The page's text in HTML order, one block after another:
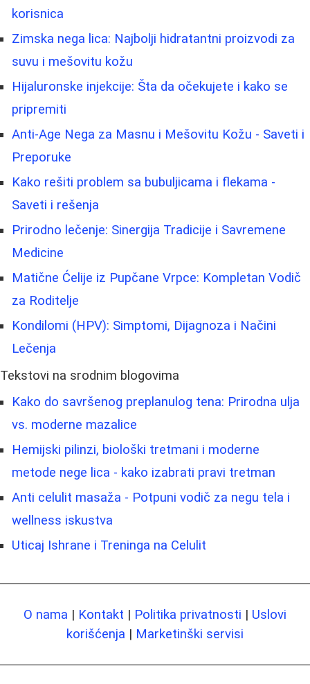
korisnica
Zimska nega lica: Najbolji hidratantni proizvodi za
suvu i mešovitu kožu
Hijaluronske injekcije: Šta da očekujete i kako se
pripremiti
Anti-Age Nega za Masnu i Mešovitu Kožu - Saveti i
Preporuke
Kako rešiti problem sa bubuljicama i flekama -
Saveti i rešenja
Prirodno lečenje: Sinergija Tradicije i Savremene
Medicine
Matične Ćelije iz Pupčane Vrpce: Kompletan Vodič
za Roditelje
Kondilomi (HPV): Simptomi, Dijagnoza i Načini
Lečenja
Tekstovi na srodnim blogovima
Kako do savršenog preplanulog tena: Prirodna ulja
vs. moderne mazalice
Hemijski pilinzi, biološki tretmani i moderne
metode nege lica - kako izabrati pravi tretman
Anti celulit masaža - Potpuni vodič za negu tela i
wellness iskustva
Uticaj Ishrane i Treninga na Celulit
O nama | Kontakt | Politika privatnosti | Uslovi
korišćenja | Marketinški servisi